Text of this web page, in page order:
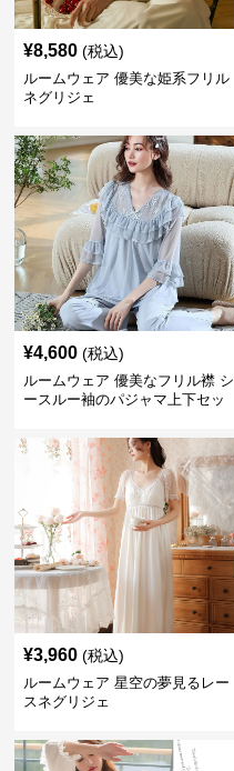
¥8,580 (税込)
ルームウェア 優美な姫系フリル
ネグリジェ
¥4,600 (税込)
ルームウェア 優美なフリル襟 シ
ースルー袖のパジャマ上下セッ
¥3,960 (税込)
ルームウェア 星空の夢見るレー
スネグリジェ